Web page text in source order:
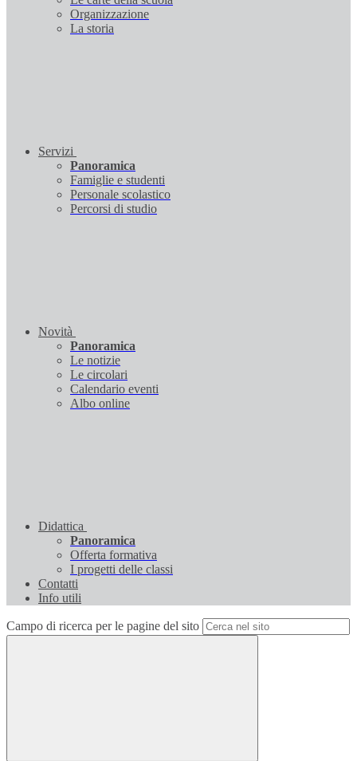
Organizzazione
La storia
Servizi
Panoramica
Famiglie e studenti
Personale scolastico
Percorsi di studio
Novità
Panoramica
Le notizie
Le circolari
Calendario eventi
Albo online
Didattica
Panoramica
Offerta formativa
I progetti delle classi
Contatti
Info utili
Campo di ricerca per le pagine del sito